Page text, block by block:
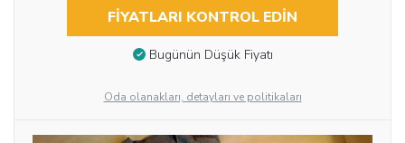
FIYATLARI KONTROL EDIN
Bugünün Düşük Fiyatı
Oda olanakları, detayları ve politikaları